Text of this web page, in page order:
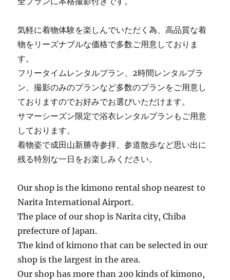
気軽に着物体験を楽しんでいただく為、高品質な着
物をリーズナブルな価格で多数ご用意しておりま
す。
フリータイムレンタルプラン、2時間レンタルプラ
ン、撮影のみのプランなど多数のプランをご用意し
ておりますのでお好みでお選びいただけます。
サマーシーズン限定で浴衣レンタルプランもご用意
しております。
着物姿で成田山新勝寺参拝、参道散歩など思い出に
残る特別な一日をお楽しみください。
Our shop is the kimono rental shop nearest to
Narita International Airport.
The place of our shop is Narita city, Chiba
prefecture of Japan.
The kind of kimono that can be selected in our
shop is the largest in the area.
Our shop has more than 200 kinds of kimono,